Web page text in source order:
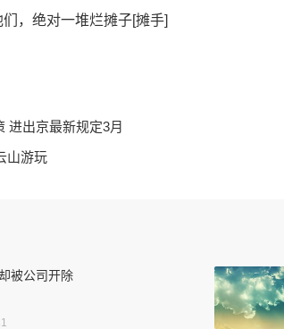
，绝对一堆烂摊子[摊手]
进出京最新规定3月
山游玩
被公司开除